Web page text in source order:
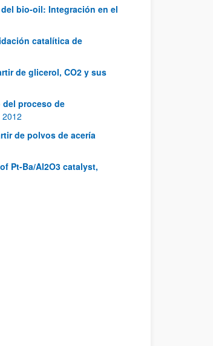
bio-oil: Integración en el
catalítica de
de glicerol, CO2 y sus
proceso de
2012
de polvos de acería
Pt-Ba/Al2O3 catalyst,